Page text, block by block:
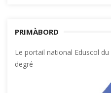
PRIMÀBORD
Le portail national Eduscol
degré